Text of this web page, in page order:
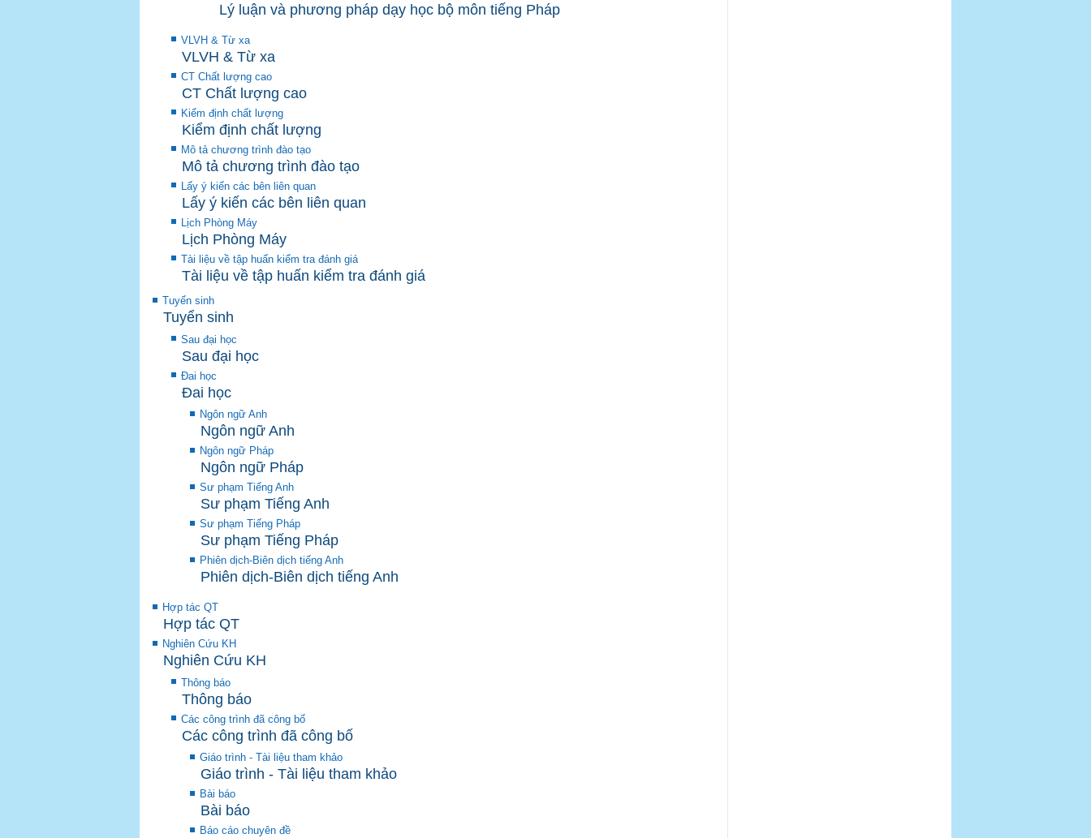
Lý luận và phương pháp dạy học bộ môn tiếng Pháp
VLVH & Từ xa
VLVH & Từ xa
CT Chất lượng cao
CT Chất lượng cao
Kiểm định chất lượng
Kiểm định chất lượng
Mô tả chương trình đào tạo
Mô tả chương trình đào tạo
Lấy ý kiến các bên liên quan
Lấy ý kiến các bên liên quan
Lịch Phòng Máy
Lịch Phòng Máy
Tài liệu về tập huấn kiểm tra đánh giá
Tài liệu về tập huấn kiểm tra đánh giá
Tuyển sinh
Tuyển sinh
Sau đại học
Sau đại học
Đai học
Đai học
Ngôn ngữ Anh
Ngôn ngữ Anh
Ngôn ngữ Pháp
Ngôn ngữ Pháp
Sư phạm Tiếng Anh
Sư phạm Tiếng Anh
Sư phạm Tiếng Pháp
Sư phạm Tiếng Pháp
Phiên dịch-Biên dịch tiếng Anh
Phiên dịch-Biên dịch tiếng Anh
Hợp tác QT
Hợp tác QT
Nghiên Cứu KH
Nghiên Cứu KH
Thông báo
Thông báo
Các công trình đã công bố
Các công trình đã công bố
Giáo trình - Tài liệu tham khảo
Giáo trình - Tài liệu tham khảo
Bài báo
Bài báo
Báo cáo chuyên đề